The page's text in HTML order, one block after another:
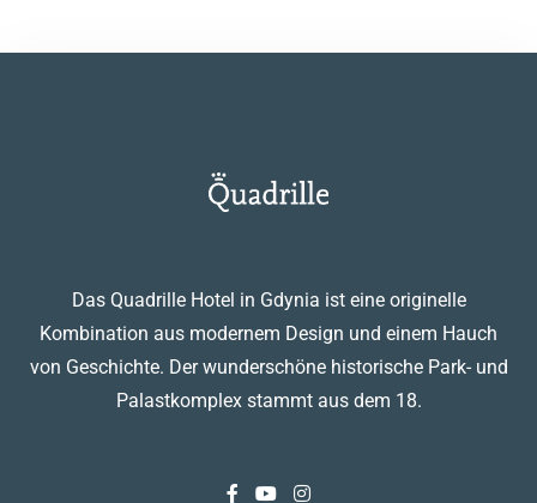
Das Quadrille Hotel in Gdynia ist eine originelle
Kombination aus modernem Design und einem Hauch
von Geschichte. Der wunderschöne historische Park- und
Palastkomplex stammt aus dem 18.
Erwachsene Kinder
SUCHE